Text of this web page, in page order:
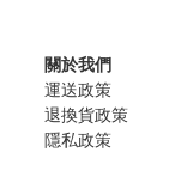
關於我們
運送政策
退換貨政策
隱私政策